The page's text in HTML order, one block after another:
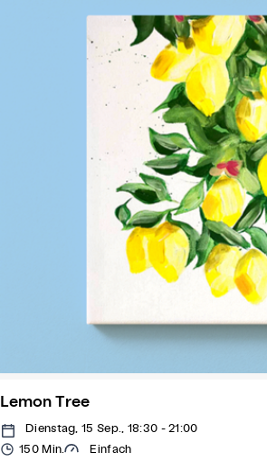
Lemon Tree
Dienstag, 15 Sep., 18:30 - 21:00
150 Min.
Einfach